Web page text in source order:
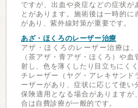
ですが、出血や炎症などの症状が
とがあります。施術後は一時的に
があり、紫外線対策が重要です。
あざ・ほくろのレーザー治療
アザ・ほくろのレーザー治療は
（茶アザ・青アザ・ほくろ）や
射し、色を薄くしたり目立ちにく
チレーザー（ヤグ・アレキサンド
ーザーがあり、症状に応じて使い
保険適用となる場合がありますが
合は自費診療が一般的です。